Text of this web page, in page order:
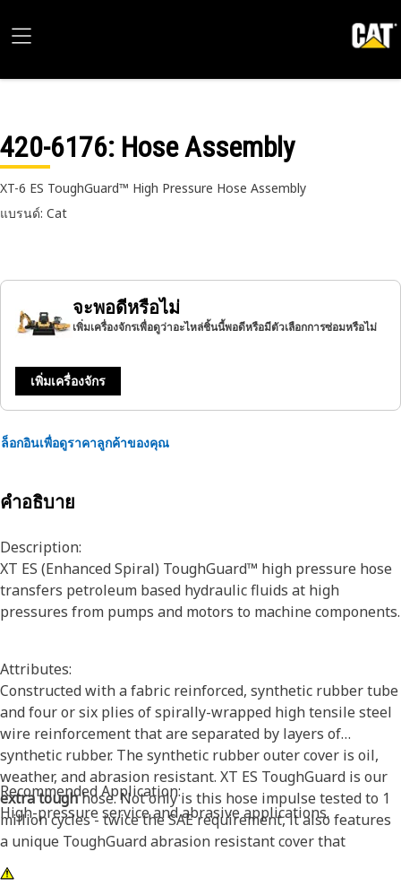
420-6176: Hose Assembly
XT-6 ES ToughGuard™ High Pressure Hose Assembly
แบรนด์: Cat
จะพอดีหรือไม่
เพิ่มเครื่องจักรเพื่อดูว่าอะไหล่ชิ้นนี้พอดีหรือมีตัวเลือกการซ่อมหรือไม่
เพิ่มเครื่องจักร
ล็อกอินเพื่อดูราคาลูกค้าของคุณ
คำอธิบาย
Description:
XT ES (Enhanced Spiral) ToughGuard™ high pressure hose
transfers petroleum based hydraulic fluids at high
pressures from pumps and motors to machine components.
Attributes:
Constructed with a fabric reinforced, synthetic rubber tube
and four or six plies of spirally-wrapped high tensile steel
wire reinforcement that are separated by layers of
synthetic rubber. The synthetic rubber outer cover is oil,
weather, and abrasion resistant. XT ES ToughGuard is our
extra toughhose. Not only is this hose impulse tested to 1
million cycles - twice the SAE requirement, it also features
a unique ToughGuard abrasion resistant cover that
surpassed 2 million SAE abrasion test cycles without any
signs of wear. Cat® XT ES ToughGuard hose is also
Recommended Application:
High-pressure service and abrasive applications.